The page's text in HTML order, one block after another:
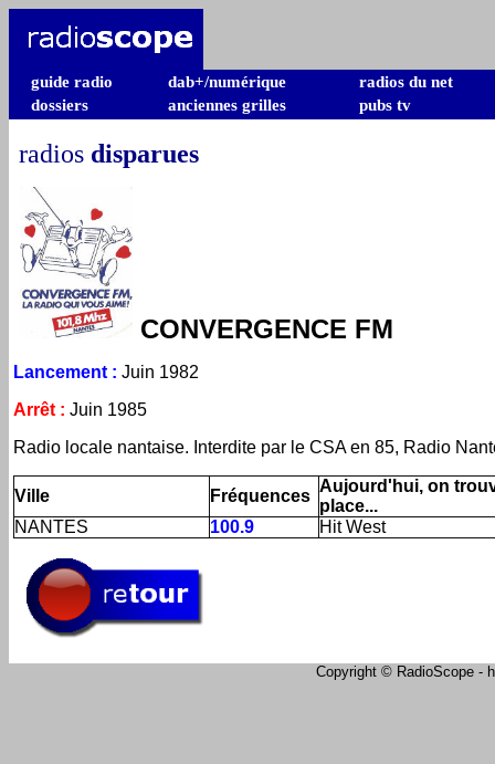
guide radio dab+/numérique
radios du net
dossiers
anciennes grilles pubs tv
radios disparues
CONVERGENCE FM
Lancement : Juin 1982
Arrêt : Juin 1985
Radio locale nantaise. Interdite par le CSA en 85, Radio
Ville Fréquences
Aujourd'hui, on
place...
NANTES
100.9 Hit West
Copyright © RadioScope -